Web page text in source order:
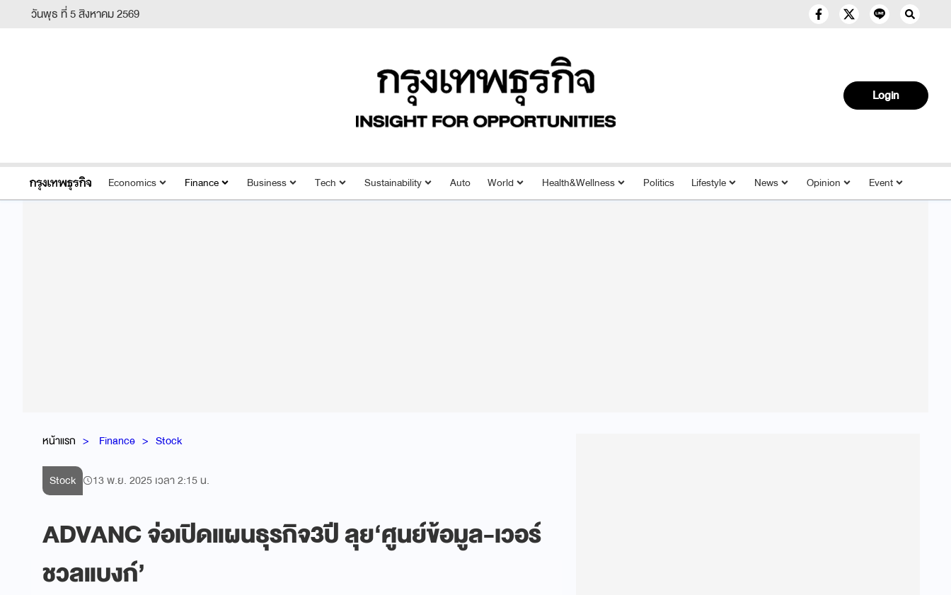
วันพุธ ที่ 5 สิงหาคม 2569
Login
Economics Finance Business Tech Sustainability Auto World Health&Wellness Politics Lifestyle News Opinion Event
หน้าแรก Finance Stock
Stock 13 พ.ย. 2025 เวลา 2:15 น.
ADVANC จ่อเปิดแผนธุรกิจ3ปี ลุย‘ศูนย์ข้อมูล-เวอร์
ชวลแบงก์’